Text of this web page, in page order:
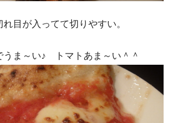
目が入ってて切りやすい。
うま～い♪ トマトあま～い＾＾